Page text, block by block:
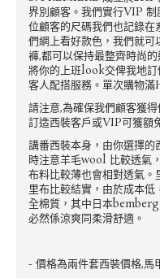
界別顧客。我們實行VIP
位顧客的尺碼我們也記錄
們網上看好款色，我們就
褲,都可以保持最整齊時尚
將你的上班look交俾我地
客人配搭服務。單次購物
請注意,為確保我們顧客獲
訂造西裝客戶或VIP可獲額
講番西裝本身，由你選擇
時注意羊毛wool 比較透氣
布料比較薄也會相對透氣
里布比較結實，由於成本
全棉質，其中日本
必然係涼爽同柔滑舒適。
- 價格為兩件套西裝價格,馬